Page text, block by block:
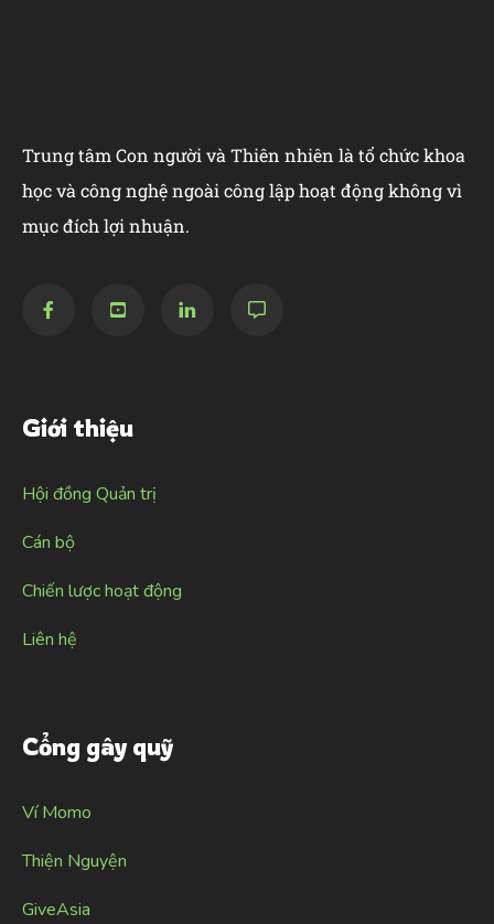
Trung tâm Con người và Thiên nhiên là tổ chức khoa
học và công nghệ ngoài công lập hoạt động không vì
mục đích lợi nhuận.
Giới thiệu
Hội đồng Quản trị
Cán bộ
Chiến lược hoạt động
Liên hệ
Cổng gây quỹ
Ví Momo
Thiện Nguyện
GiveAsia